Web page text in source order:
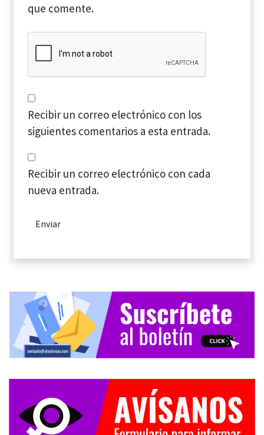
que comente.
Recibir un correo electrónico con los
siguientes comentarios a esta entrada.
Recibir un correo electrónico con cada
nueva entrada.